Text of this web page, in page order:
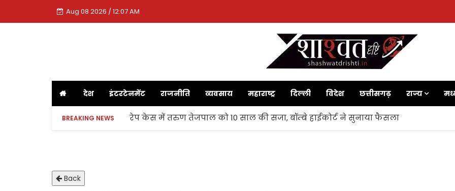
Aug 08 2026 / 12:07 AM
देश इंटरटेनमेंट राजनीति व्यवसाय महाराष्ट्र दिल्ली विदेश छत्तीसगढ़ राज्य
BREAKING NEWS रेप केस में तरुण तेजपाल को 10 साल की सजा, बॉम्बे हाईकोर्ट ने सुनाया फैसला
Back